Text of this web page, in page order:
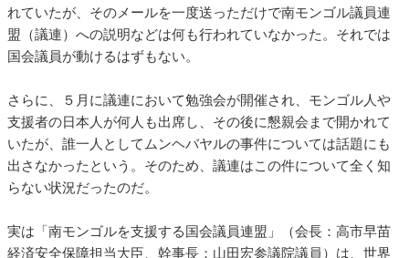
れていたが、そのメールを一度送っただけで南モンゴル議員連
盟（議連）への説明などは何も行われていなかった。それでは
国会議員が動けるはずもない。
さらに、５月に議連において勉強会が開催され、モンゴル人や
支援者の日本人が何人も出席し、その後に懇親会まで開かれて
いたが、誰一人としてムンヘバヤルの事件については話題にも
出さなかったという。そのため、議連はこの件について全く知
らない状況だったのだ。
実は「南モンゴルを支援する国会議員連盟」（会長：高市早苗
経済安全保障担当大臣、幹事長：山田宏参議院議員）は、世界